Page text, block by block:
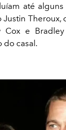
até
Theroux,
Cox e
do casal.